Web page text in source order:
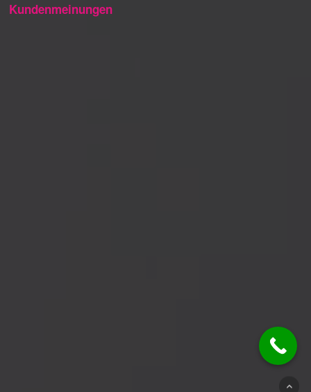
Kundenmeinungen